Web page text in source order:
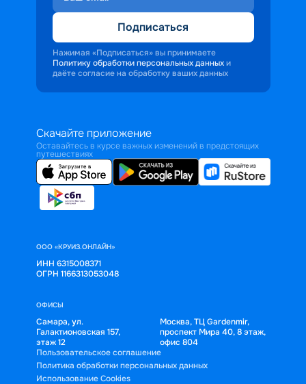
Подписаться
Нажимая «Подписаться» вы принимаете
Политику обработки персональных данных и
даёте согласие на обработку ваших данных
Скачайте приложение
Оставайтесь в курсе важных изменений в предстоящих
путешествиях
ООО «КРУИЗ.ОНЛАЙН»
ИНН 6315008371
ОГРН 1166313053048
ОФИСЫ
Самара, ул.
Галактионовская 157,
этаж 12
Москва, ТЦ Gardenmir,
проспект Мира 40, 8 этаж,
офис 804
Пользовательское соглашение
Политика обработки персональных данных
Использование Cookies